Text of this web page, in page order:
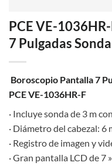
PCE VE-
7 Pulgadas
Boroscopio Pantalla 7
PCE VE-1036HR-F
· Incluye sonda de 3 m
· Diámetro del cabezal: 6
· Registro de imagen y
· Gran pantalla LCD de 7